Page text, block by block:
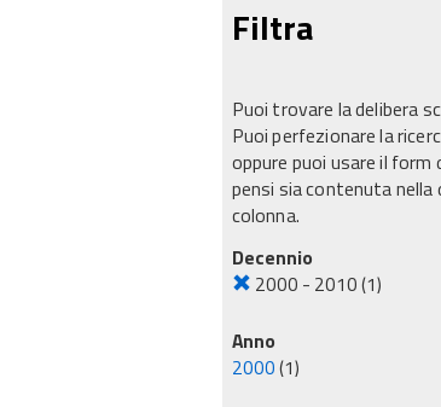
Filtra
Puoi trovare la delibera
Puoi perfezionare la
oppure puoi usare il form
pensi sia contenuta nella
colonna.
Decennio
2000 - 2010(1)
Anno
2000(1)